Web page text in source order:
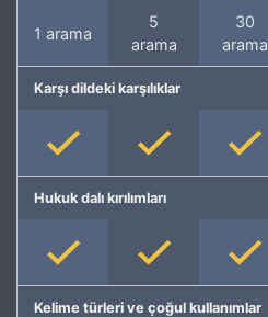
1 arama
5
arama
30
arama
Karşı dildeki karşılıklar
Hukuk dalı kırılımları
Kelime türleri ve çoğul kullanımlar